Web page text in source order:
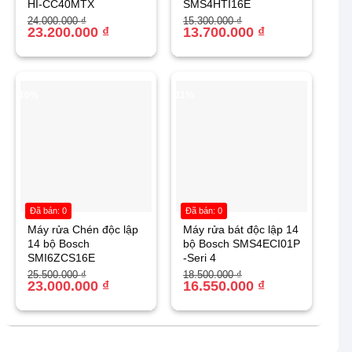
HI-CC40MTX
24.000.000₫
Giá
gốc
23.200.000 ₫
Giá
hiện
23.200.000 ₫.
SMS4HTI16E
15.300.000₫
Giá
gốc
13.700.000 ₫
Giá
hiện
13.700.000 ₫.
Máy rửa Chén độc lập
14 bộ Bosch
SMI6ZCS16E
25.500.000₫
Giá
gốc
là:
23.000.000 ₫
Giá
hiện
tại
23.000.000 ₫.
Đã bán: 0
Máy rửa bát độc lập 14
bộ Bosch SMS4ECI01P
-Seri 4
18.500.000₫
Giá
gốc
là:
16.550.000 ₫
Giá
hiện
tại
16.550.000 ₫.
Đã bán: 0